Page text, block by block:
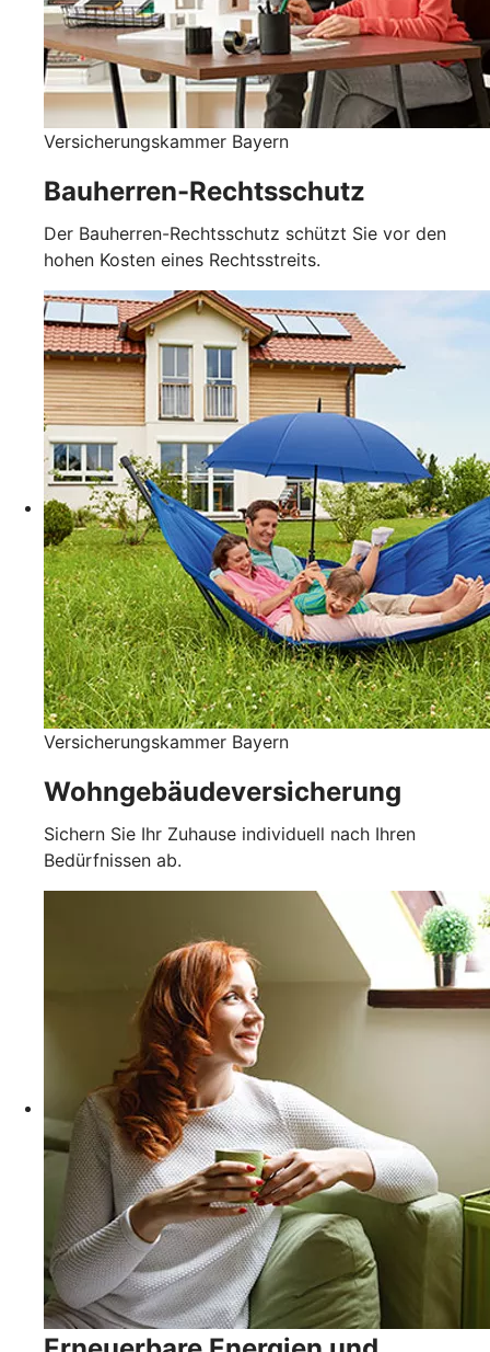
Versicherungskammer Bayern
Bauherren-Rechtsschutz
Der Bauherren-Rechtsschutz schützt Sie vor den
hohen Kosten eines Rechtsstreits.
Versicherungskammer Bayern
Wohngebäudeversicherung
Sichern Sie Ihr Zuhause individuell nach Ihren
Bedürfnissen ab.